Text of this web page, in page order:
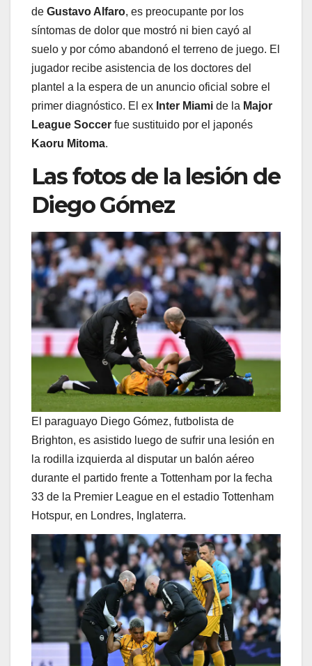
de Gustavo Alfaro, es preocupante por los
síntomas de dolor que mostró ni bien cayó al
suelo y por cómo abandonó el terreno de juego. El
jugador recibe asistencia de los doctores del
plantel a la espera de un anuncio oficial sobre el
primer diagnóstico. El ex Inter Miami de la Major
League Soccer fue sustituido por el japonés
Kaoru Mitoma.
Las fotos de la lesión de
Diego Gómez
El paraguayo Diego Gómez, futbolista de
Brighton, es asistido luego de sufrir una lesión en
la rodilla izquierda al disputar un balón aéreo
durante el partido frente a Tottenham por la fecha
33 de la Premier League en el estadio Tottenham
Hotspur, en Londres, Inglaterra.